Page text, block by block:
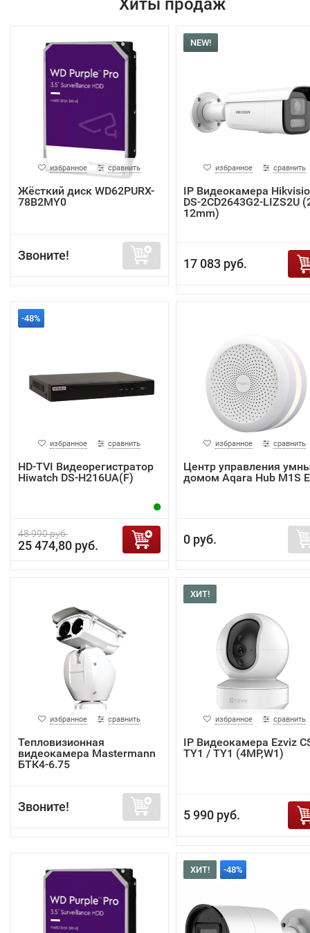
Хиты продаж
избранное сравнить
Жёсткий диск WD62PURX-
78B2MY0
Звоните!
NEW!
избранное сравнить
IP Видеокамера
DS-2CD2643G2-LIZS2U
12mm)
17 083 руб.
-48%
избранное сравнить
HD-TVI Видеорегистратор
Hiwatch DS-H216UA(F)
48 990 руб.
25 474,80 руб.
избранное сравнить
Центр управления
домом Aqara Hub M1S
0 руб.
избранное сравнить
Тепловизионная
видеокамера Mastermann
БТК4-6.75
Звоните!
ХИТ!
избранное сравнить
IP Видеокамера Ezviz
TY1 / TY1 (4MP,W1)
5 990 руб.
ХИТ! -48%